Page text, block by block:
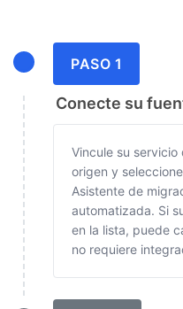
PASO 1
Conecte su
Vincule su
origen y
Asistente de
automatizada. Si
en la lista, puede
no requiere